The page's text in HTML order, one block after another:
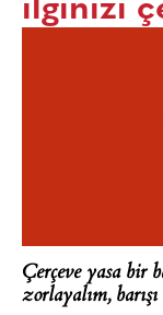
ilginizi
Çerçeve yasa bir
zorlayalım,